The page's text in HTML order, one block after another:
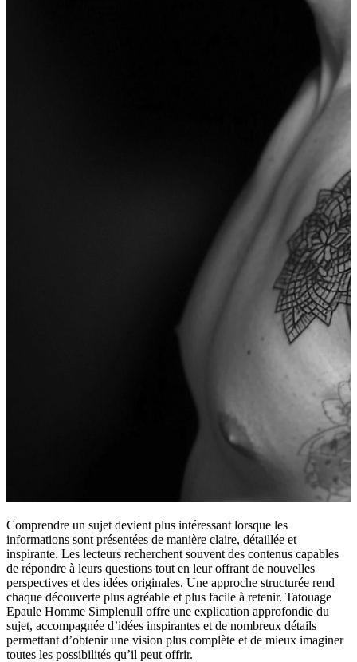
Comprendre un sujet devient plus intéressant lorsque les
informations sont présentées de manière claire, détaillée et
inspirante. Les lecteurs recherchent souvent des contenus capables
de répondre à leurs questions tout en leur offrant de nouvelles
perspectives et des idées originales. Une approche structurée rend
chaque découverte plus agréable et plus facile à retenir. Tatouage
Epaule Homme Simplenull offre une explication approfondie du
sujet, accompagnée d’idées inspirantes et de nombreux détails
permettant d’obtenir une vision plus complète et de mieux imaginer
toutes les possibilités qu’il peut offrir.